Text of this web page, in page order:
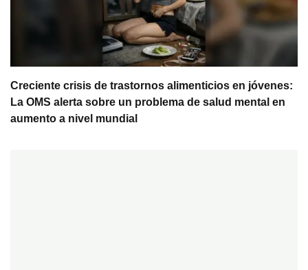
Creciente crisis de trastornos alimenticios en jóvenes:
La OMS alerta sobre un problema de salud mental en
aumento a nivel mundial